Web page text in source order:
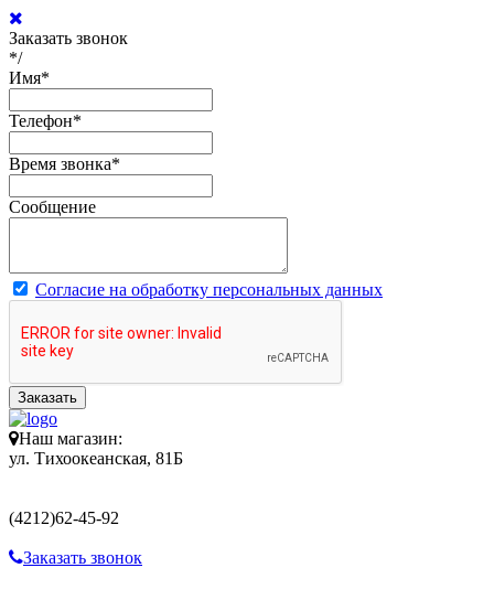
Заказать звонок
*/
Имя*
Телефон*
Время звонка*
Сообщение
Согласие на обработку персональных данных
Заказать
Наш магазин:
ул. Тихоокеанская, 81Б
(4212)62-45-92
Заказать звонок